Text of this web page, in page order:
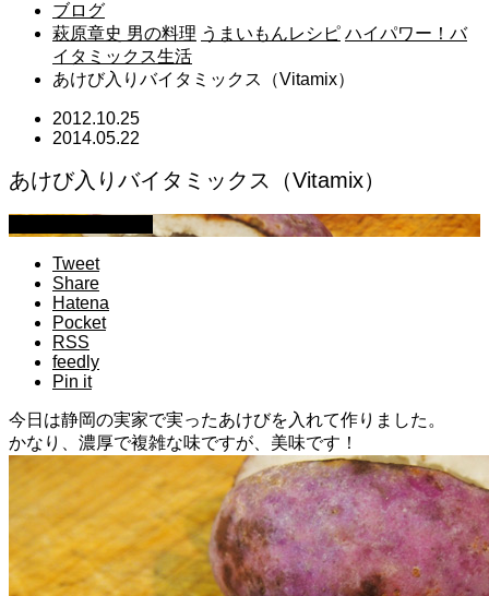
ブログ
萩原章史 男の料理 うまいもんレシピ ハイパワー！バ
イタミックス生活
あけび入りバイタミックス（Vitamix）
2012.10.25
2014.05.22
あけび入りバイタミックス（Vitamix）
Tweet
Share
Hatena
Pocket
RSS
feedly
Pin it
今日は静岡の実家で実ったあけびを入れて作りました。
かなり、濃厚で複雑な味ですが、美味です！